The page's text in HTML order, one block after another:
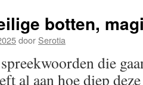
botten,
door Serotia
die
al aan hoe diep